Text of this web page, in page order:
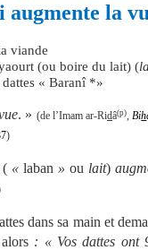
augmente la
viande
(ou boire du lait) (
dattes « Baranî *»
. » (de l’Imam ar-Ridâ(p),Bih
)
(«laban » ou lait)
dans sa main et
: « Vos dattes ont